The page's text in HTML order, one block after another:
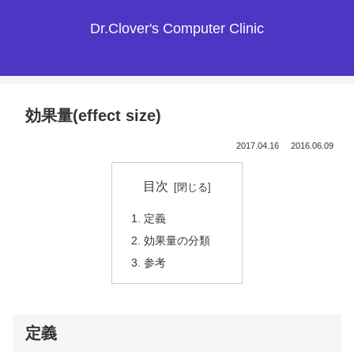
Dr.Clover's Computer Clinic
効果量(effect size)
2017.04.16 2016.06.09
目次
定義
効果量の分類
参考
定義